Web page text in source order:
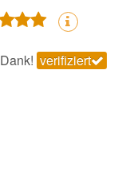
verifiziert